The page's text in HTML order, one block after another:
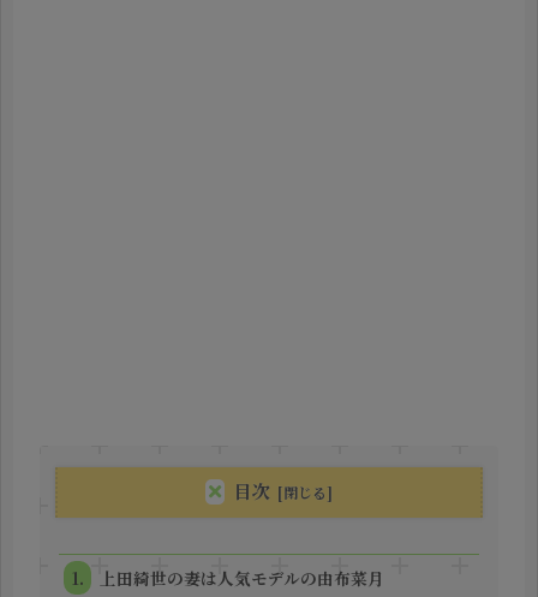
目次
上田綺世の妻は人気モデルの由布菜月